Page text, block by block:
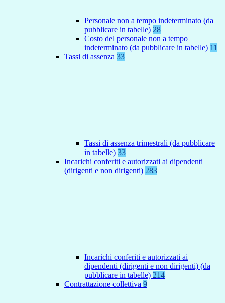
Personale non a tempo indeterminato (da
pubblicare in tabelle) 28
Costo del personale non a tempo
indeterminato (da pubblicare in tabelle) 11
Tassi di assenza 33
Tassi di assenza trimestrali (da pubblicare
in tabelle) 33
Incarichi conferiti e autorizzati ai dipendenti
(dirigenti e non dirigenti) 283
Incarichi conferiti e autorizzati ai
dipendenti (dirigenti e non dirigenti) (da
pubblicare in tabelle) 214
Contrattazione collettiva 9